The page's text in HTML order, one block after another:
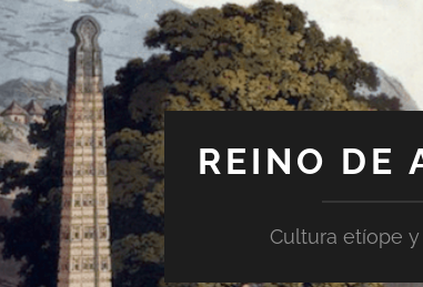
REINO DE
Cultura etíope